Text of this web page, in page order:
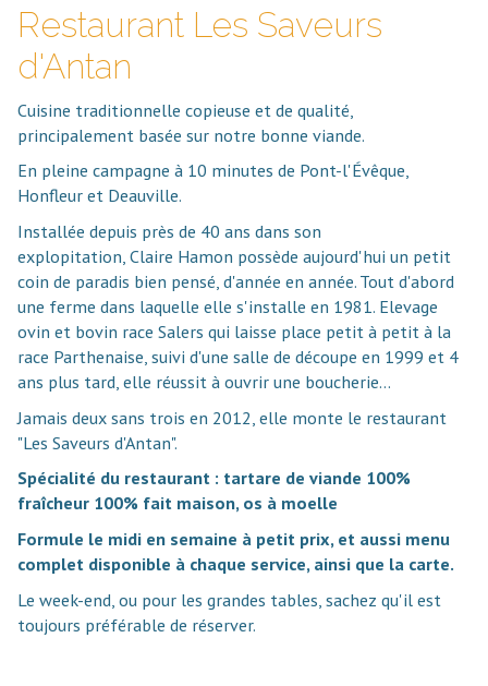
Restaurant Les Saveurs
d'Antan
Cuisine traditionnelle copieuse et de qualité,
principalement basée sur notre bonne viande.
En pleine campagne à 10 minutes de Pont-l'Évêque,
Honfleur et Deauville.
Installée depuis près de 40 ans dans son
explopitation, Claire Hamon possède aujourd'hui un petit
coin de paradis bien pensé, d'année en année. Tout d'abord
une ferme dans laquelle elle s'installe en 1981. Elevage
ovin et bovin race Salers qui laisse place petit à petit à la
race Parthenaise, suivi d'une salle de découpe en 1999 et 4
ans plus tard, elle réussit à ouvrir une boucherie...
Jamais deux sans trois en 2012, elle monte le restaurant
"Les Saveurs d'Antan".
Spécialité du restaurant : tartare de viande 100%
fraîcheur 100% fait maison, os à moelle
Formule le midi en semaine à petit prix, et aussi menu
complet disponible à chaque service, ainsi que la carte.
Le week-end, ou pour les grandes tables, sachez qu'il est
toujours préférable de réserver.